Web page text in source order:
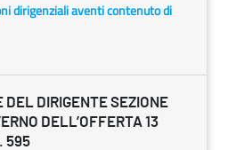
dirigenziali aventi contenuto di
DEL DIRIGENTE SEZIONE
DELL’OFFERTA 13
595